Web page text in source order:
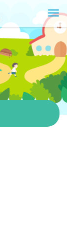
T
o
g
l
e
v
g